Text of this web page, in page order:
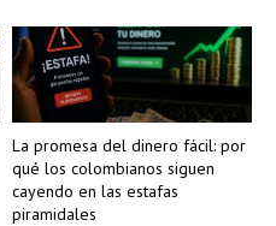
La promesa del dinero fácil: por
qué los colombianos siguen
cayendo en las estafas
piramidales